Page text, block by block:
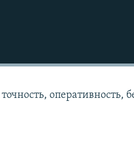
оперативность,